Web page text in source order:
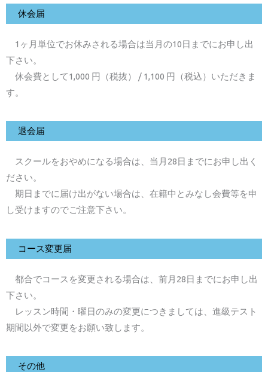
休会届
1ヶ月単位でお休みされる場合は当月の10日までにお申し出
下さい。
休会費として1,000 円（税抜） / 1,100 円（税込）いただきま
す。
退会届
スクールをおやめになる場合は、当月28日までにお申し出く
ださい。
期日までに届け出がない場合は、在籍中とみなし会費等を申
し受けますのでご注意下さい。
コース変更届
都合でコースを変更される場合は、前月28日までにお申し出
下さい。
レッスン時間・曜日のみの変更につきましては、進級テスト
期間以外で変更をお願い致します。
その他